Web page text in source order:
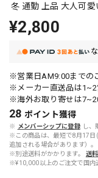
冬 通勤 上品 大人可愛
¥2,800
※営業日AM9:00までの
※メーカー直送品は1~2
※海外お取り寄せは
28 ポイント獲得
※ メンバーシップに登録 し、
※この商品は、最短で8月17日
追加される場合があります）。
※別途送料がかかります。
送
※¥10,000以上のご注文で国内